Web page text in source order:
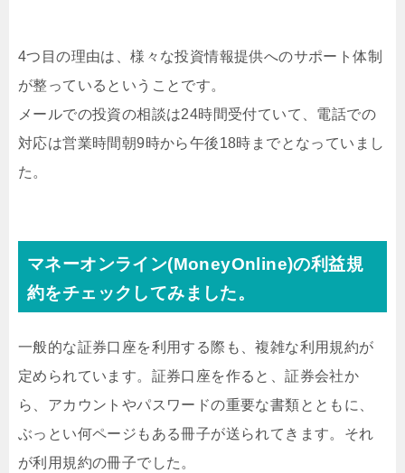
4つ目の理由は、様々な投資情報提供へのサポート体制
が整っているということです。
メールでの投資の相談は24時間受付ていて、電話での
対応は営業時間朝9時から午後18時までとなっていまし
た。
マネーオンライン(MoneyOnline)の利益規
約をチェックしてみました。
一般的な証券口座を利用する際も、複雑な利用規約が
定められています。証券口座を作ると、証券会社か
ら、アカウントやパスワードの重要な書類とともに、
ぶっとい何ページもある冊子が送られてきます。それ
が利用規約の冊子でした。